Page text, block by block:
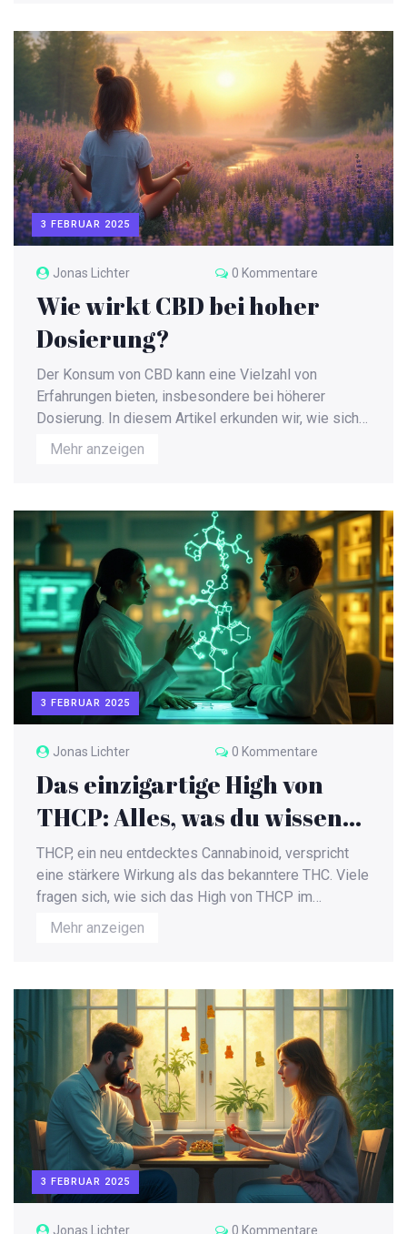
Produkt zu finden, um die Vorteile voll
auszuschöpfen. Auch wenn CBD im Allgemeinen als
sicher gilt, sollten Senioren vor der Einnahme mit
ihrem Arzt sprechen. Der Artikel gibt einen
umfassenden Überblick über die besten CBD-
Gummies für Senioren und worauf beim Kauf zu
achten ist.
3 FEBRUAR 2025
Jonas Lichter 0 Kommentare
Wie wirkt CBD bei hoher
Dosierung?
Der Konsum von CBD kann eine Vielzahl von
Erfahrungen bieten, insbesondere bei höherer
Dosierung. In diesem Artikel erkunden wir, wie sich
viel CBD auf das Wohlbefinden auswirkt. Wir
beleuchten sowohl positive Effekte als auch
CBD. Das Ziel ist es, den Lesern ein besseres
Verständnis für die langfristige und akute
Anwendung von CBD zu bieten.
Mehr anzeigen
3 FEBRUAR 2025
Jonas Lichter 0 Kommentare
Das einzigartige High von
THCP: Alles, was du wissen
musst
THCP, ein neu entdecktes Cannabinoid, verspricht
eine stärkere Wirkung als das bekanntere THC. Viele
fragen sich, wie sich das High von THCP im
Vergleich anfühlt und welche Potenziale es birgt.
Der Artikel beleuchtet die Unterschiede in der
Konsum. Zudem wird auf die Entstehung und das
Potenzial im medizinischen Bereich eingegangen.
Mehr anzeigen
3 FEBRUAR 2025
Jonas Lichter 0 Kommentare